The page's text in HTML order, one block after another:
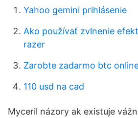
Yahoo gemini prihlásenie
Ako používať zvlnenie
razer
Zarobte zadarmo btc
110 usd na cad
Myceril názory ak existuje